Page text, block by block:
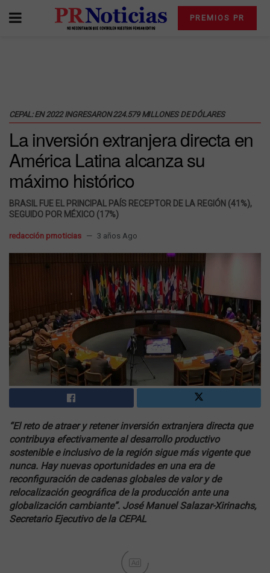
PREMIOS PR
CEPAL: EN 2022 INGRESARON 224.579 MILLONES DE DÓLARES
La inversión extranjera directa en
América Latina alcanza su
máximo histórico
BRASIL FUE EL PRINCIPAL PAÍS RECEPTOR DE LA REGIÓN (41%),
SEGUIDO POR MÉXICO (17%)
redacción prnoticias 3 años Ago
“El reto de atraer y retener inversión extranjera directa que
contribuya efectivamente al desarrollo productivo
sostenible e inclusivo de la región sigue más vigente que
nunca. Hay nuevas oportunidades en una era de
reconfiguración de cadenas globales de valor y de
relocalización geográfica de la producción ante una
globalización cambiante”. José Manuel Salazar-Xirinachs,
Secretario Ejecutivo de la CEPAL
Ad